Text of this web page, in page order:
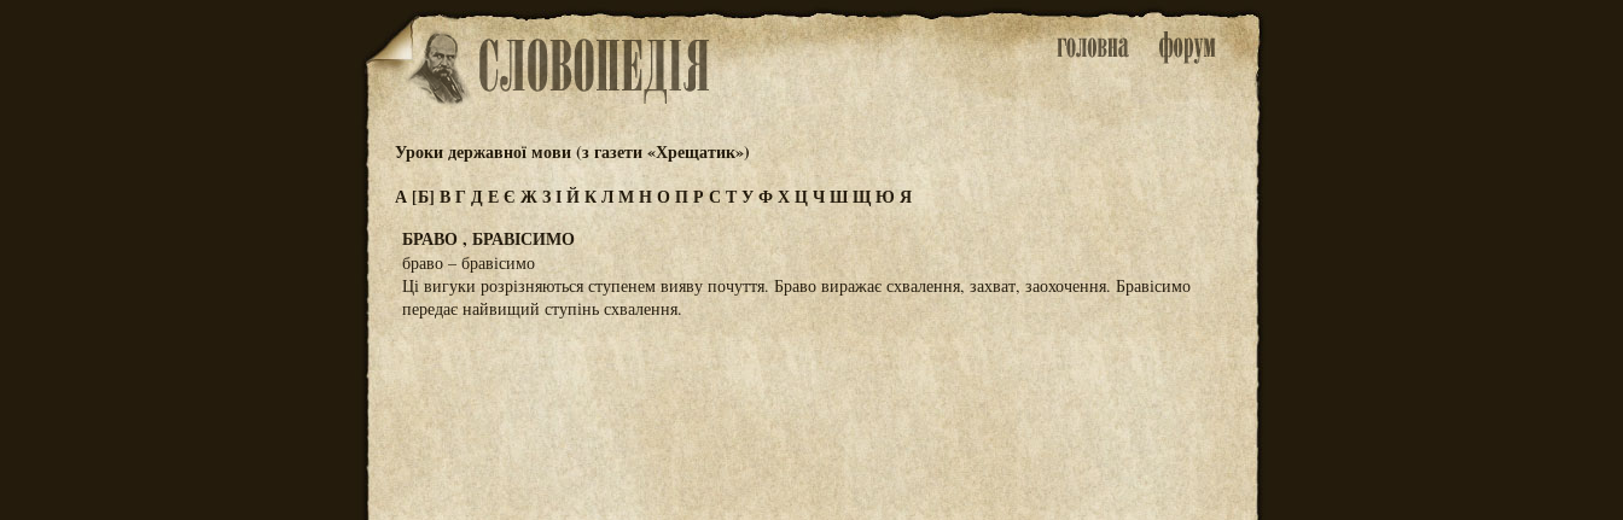
Уроки державної мови (з газети «Хрещатик»)
А [Б] ВГ ДЕЄ ЖЗІЙКЛМНОПРСТУФХЦЧШЩЮЯ
БРАВО , БРАВІСИМО
браво – бравісимо
Ці вигуки розрізняються ступенем вияву почуття. Браво виражає схвалення, захват, заохочення. Бравісимо
передає найвищий ступінь схвалення.